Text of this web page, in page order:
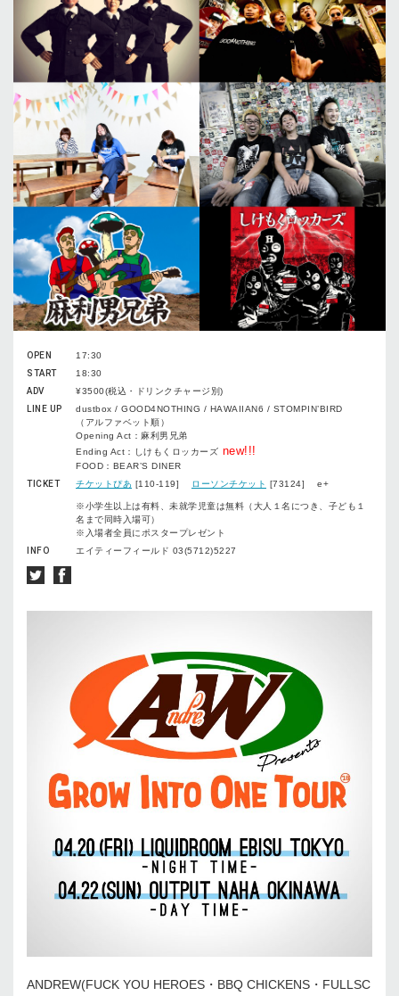
OPEN
17:30
START
18:30
ADV
¥3500(税込・ドリンクチャージ別)
LINE UP
dustbox / GOOD4NOTHING / HAWAIIAN6 / STOMPIN’BIRD
（アルファベット順）
Opening Act：麻利男兄弟
Ending Act：しけもくロッカーズ new!!!
FOOD：BEAR’S DINER
TICKET
チケットぴあ [110-119] ローソンチケット [73124] e+
※小学生以上は有料、未就学児童は無料（大人１名につき、子ども１
名まで同時入場可）
※入場者全員にポスタープレゼント
INFO
エイティーフィールド 03(5712)5227
ANDREW(FUCK YOU HEROES・BBQ CHICKENS・FULLSC